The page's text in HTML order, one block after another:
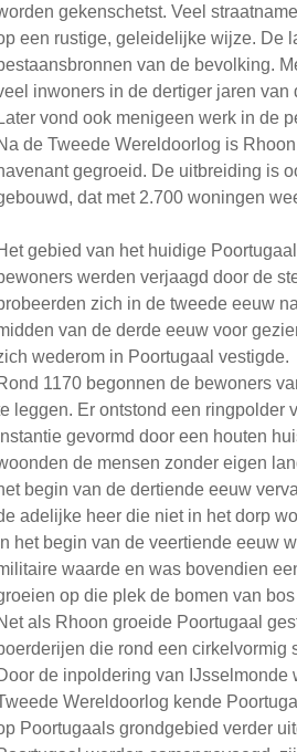
gekenschetst. Veel
een rustige, geleidelijke wijze. De
van de bevolking.
inwoners in de dertiger jaren
Later vond ook menigeen werk in de
de Tweede Wereldoorlog is
gegroeid. De uitbreiding is
dat met 2.700 woningen
gebied van het huidige
werden verjaagd door de
zich in de tweede eeuw
van de derde eeuw voor
wederom in Poortugaal vestigde.
1170 begonnen de bewoners
leggen. Er ontstond een ringpolder
gevormd door een houten
de mensen zonder eigen
begin van de dertiende eeuw
adelijke heer die niet in het dorp
In het begin van de veertiende eeuw
waarde en was bovendien
op die plek de bomen van
als Rhoon groeide Poortugaal
die rond een cirkelvormig
de inpoldering van
Wereldoorlog kende
Poortugaals grondgebied verder